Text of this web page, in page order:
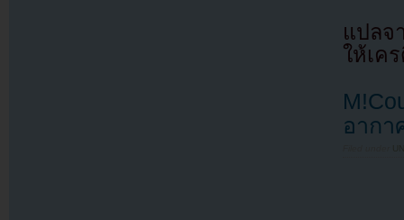
แปล
ให้เค
อากา